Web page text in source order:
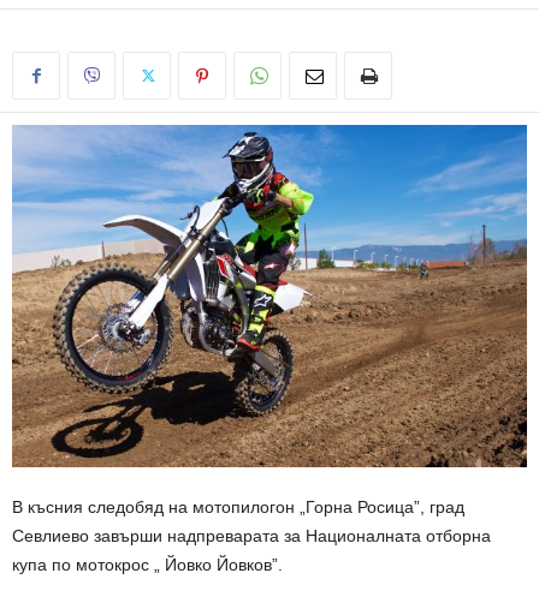
В късния следобяд на мотопилогон „Горна Росица”, град
Севлиево завърши надпреварата за Националната отборна
купа по мотокрос „ Йовко Йовков”.